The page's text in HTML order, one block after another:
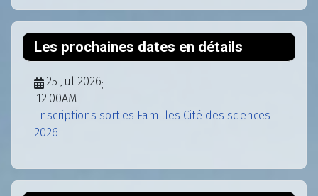
Les prochaines dates en détails
25 Jul 2026;
12:00AM
Inscriptions sorties Familles Cité des sciences
2026